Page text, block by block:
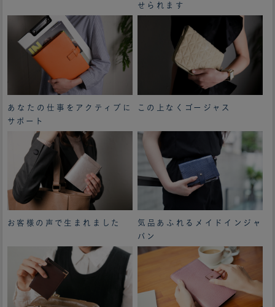
せられます
あなたの仕事をアクティブに
サポート
この上なくゴージャス
お客様の声で生まれました
気品あふれるメイドインジャ
パン